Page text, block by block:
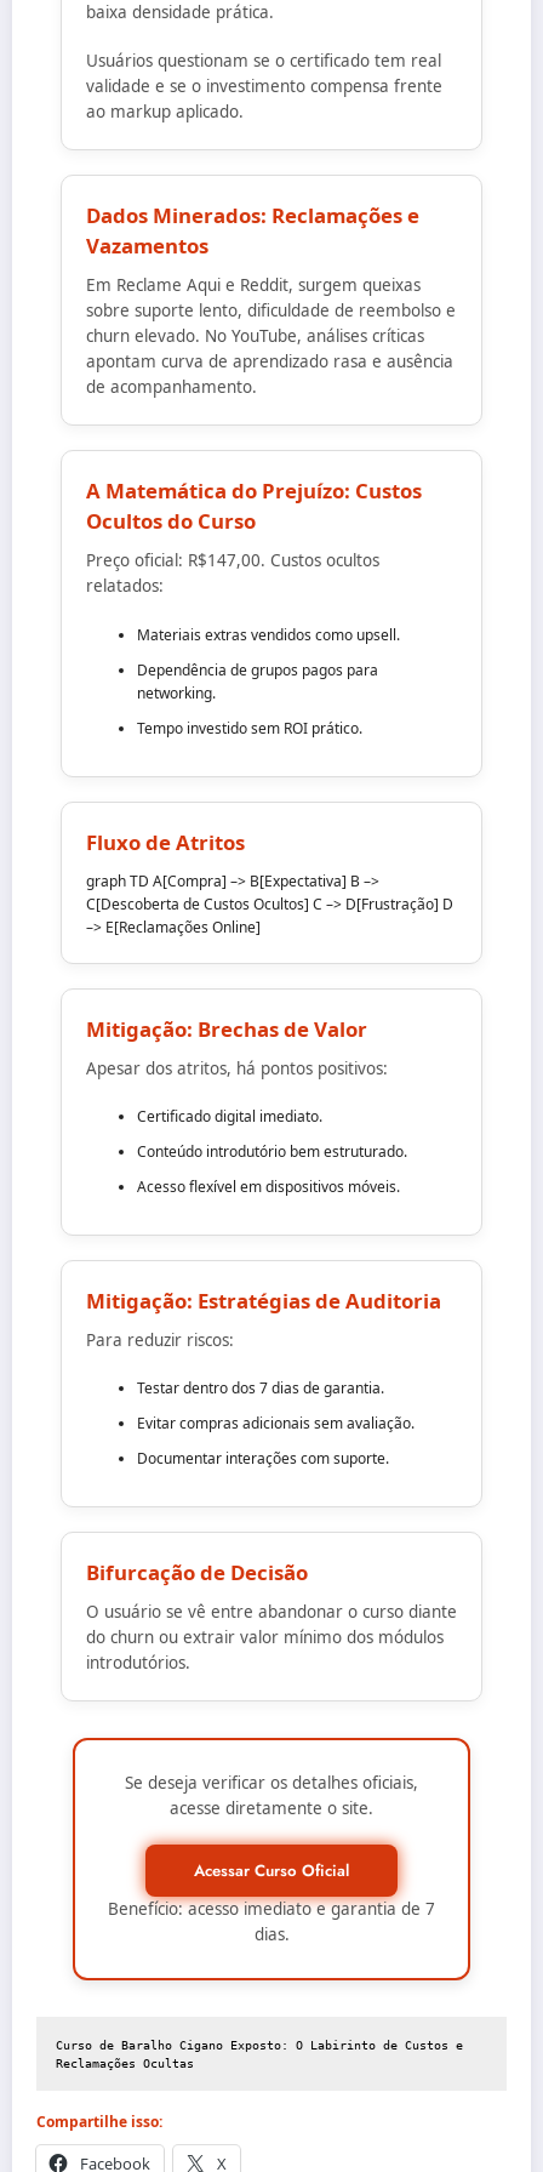
baixa densidade prática.
Usuários questionam se o certificado tem real
validade e se o investimento compensa frente
ao markup aplicado.
Dados Minerados: Reclamações e
Vazamentos
Em Reclame Aqui e Reddit, surgem queixas
sobre suporte lento, dificuldade de reembolso e
churn elevado. No YouTube, análises críticas
apontam curva de aprendizado rasa e ausência
de acompanhamento.
A Matemática do Prejuízo: Custos
Ocultos do Curso
Preço oficial: R$147,00. Custos ocultos
relatados:
Materiais extras vendidos como upsell.
Dependência de grupos pagos para
networking.
Tempo investido sem ROI prático.
Fluxo de Atritos
graph TD A[Compra] –> B[Expectativa] B –>
C[Descoberta de Custos Ocultos] C –> D[Frustração] D
–> E[Reclamações Online]
Mitigação: Brechas de Valor
Apesar dos atritos, há pontos positivos:
Certificado digital imediato.
Conteúdo introdutório bem estruturado.
Acesso flexível em dispositivos móveis.
Mitigação: Estratégias de Auditoria
Para reduzir riscos:
Testar dentro dos 7 dias de garantia.
Evitar compras adicionais sem avaliação.
Documentar interações com suporte.
Bifurcação de Decisão
O usuário se vê entre abandonar o curso diante
do churn ou extrair valor mínimo dos módulos
introdutórios.
Se deseja verificar os detalhes oficiais,
acesse diretamente o site.
Acessar Curso Oficial
Benefício: acesso imediato e garantia de 7
dias.
Curso de Baralho Cigano Exposto: O Labirinto de Custos e
Reclamações Ocultas
Compartilhe isso:
Facebook X